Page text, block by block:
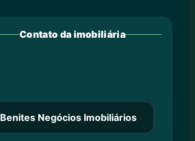
Contato da imobiliária
Benites Negócios Imobiliários